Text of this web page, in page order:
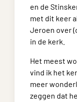
en de
met dit keer
Jeroen over
in de kerk.
Het meest
vind ik het
meer
zeggen dat